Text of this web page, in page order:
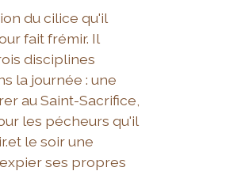
du cilice qu'il
fait frémir. Il
disciplines
la journée : une
au Saint-Sacrifice,
les pécheurs qu'il
le soir une
ses propres